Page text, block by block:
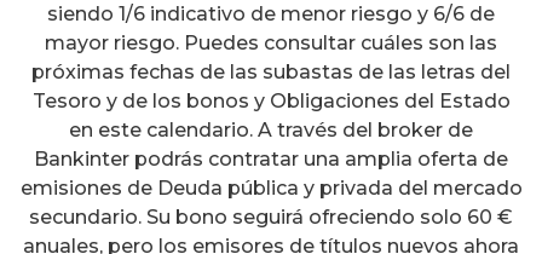
siendo 1/6 indicativo de menor riesgo y 6/6 de
mayor riesgo. Puedes consultar cuáles son las
próximas fechas de las subastas de las letras del
Tesoro y de los bonos y Obligaciones del Estado
en este calendario. A través del broker de
Bankinter podrás contratar una amplia oferta de
emisiones de Deuda pública y privada del mercado
secundario. Su bono seguirá ofreciendo solo 60 €
anuales, pero los emisores de títulos nuevos ahora